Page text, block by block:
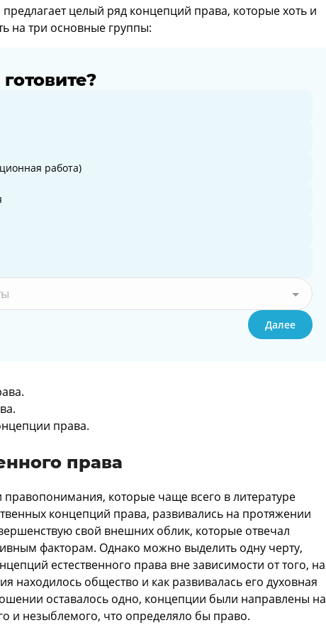
целый ряд концепций права, которые хоть и
на три основные группы:
работа)
Далее
права.
права
которые чаще всего в литературе
концепций права, развивались на протяжении
свой внешних облик, которые отвечал
факторам. Однако можно выделить одну черту,
естественного права вне зависимости от того, на
находилось общество и как развивалась его духовная
оставалось одно, концепции были направлены на
и незыблемого, что определяло бы право.